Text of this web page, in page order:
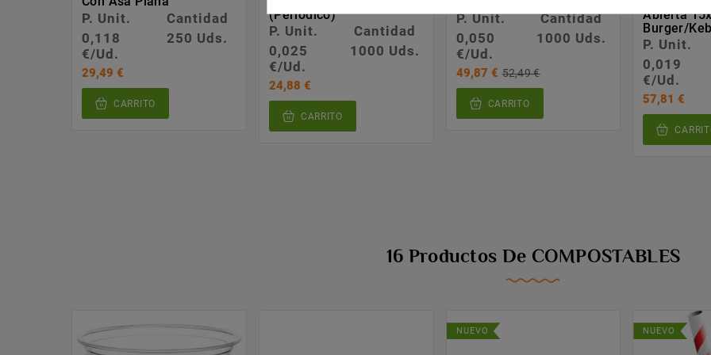
P. Unit.
Cantidad
0,118
€/Ud.
250 Uds.
29,49 €
CARRITO
(periódico)
P. Unit.
Cantidad
0,025
€/Ud.
1000 Uds.
24,88 €
CARRITO
P. Unit.
Cantidad
0,050
€/Ud.
1000 Uds.
49,87 € 52,49 €
CARRITO
Abierta
Burger/
P. Unit.
0,019
€/Ud.
57,81 €
16 Productos De COMPOSTABLES
NUEVO NUEVO